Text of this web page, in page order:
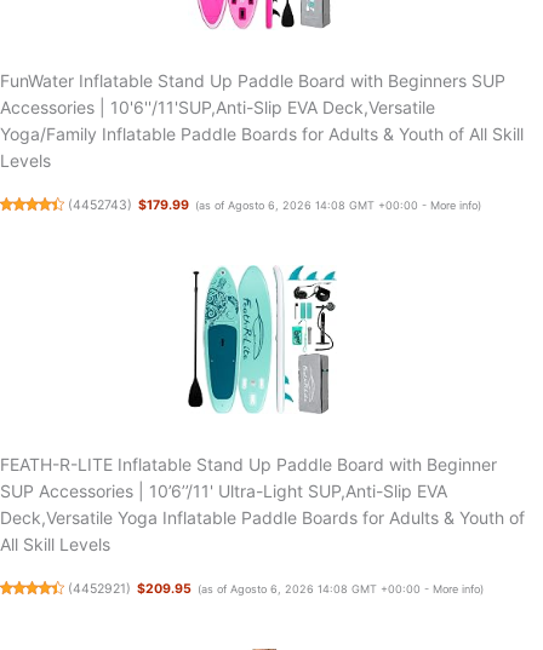
FunWater Inflatable Stand Up Paddle Board with Beginners SUP
Accessories | 10'6''/11'SUP,Anti-Slip EVA Deck,Versatile
Yoga/Family Inflatable Paddle Boards for Adults & Youth of All Skill
Levels
(4452743) $179.99 (as of Agosto 6, 2026 14:08 GMT +00:00 - More info)
FEATH-R-LITE Inflatable Stand Up Paddle Board with Beginner
SUP Accessories | 10’6’’/11' Ultra-Light SUP,Anti-Slip EVA
Deck,Versatile Yoga Inflatable Paddle Boards for Adults & Youth of
All Skill Levels
(4452921) $209.95 (as of Agosto 6, 2026 14:08 GMT +00:00 - More info)